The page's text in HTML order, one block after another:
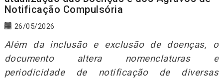
Notificação Compulsória
26/05/2026
Além da inclusão e exclusão de doenças, o
documento altera nomenclaturas e
periodicidade de notificação de diversas